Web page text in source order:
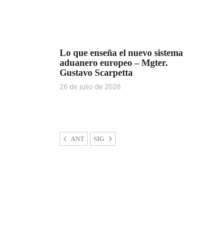
Lo que enseña el nuevo sistema
aduanero europeo – Mgter.
Gustavo Scarpetta
26 de julio de 2026
ANT SIG